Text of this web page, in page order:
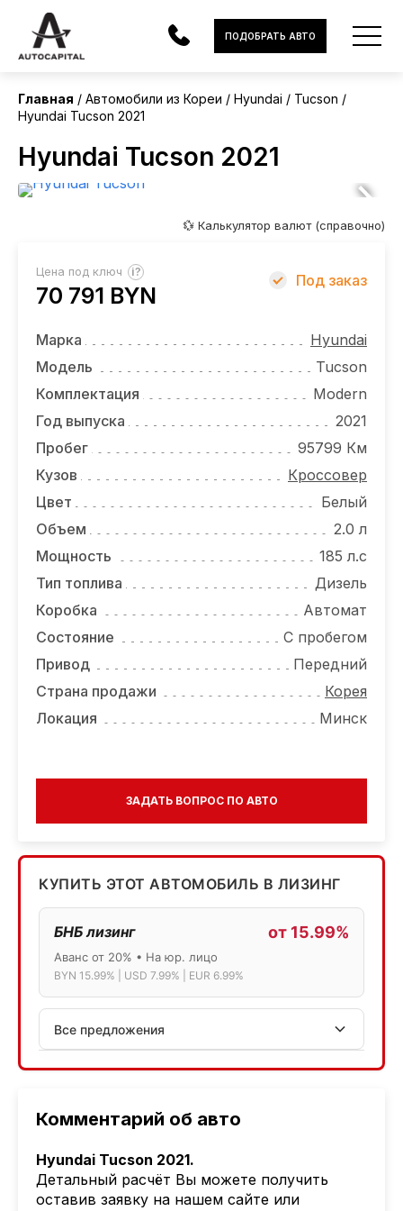
АВТОМОБИЛИ
ЭЛЕКТРОМОБИЛИ
УСЛУГИ
НОВОСТИ
ОТЗЫВЫ
ВАКАНСИИ
О КОМПАНИИ
КОНТАКТЫ
ПОДОБРАТЬ АВТО
Главная Автомобили из Кореи Hyundai
Tucson
Hyundai Tucson 2021
Hyundai Tucson 2021
Корея
Комментарий об авто
Hyundai Tucson 2021.
Детальный расчёт Вы можете получить
оставив заявку на нашем сайте или
💱 Калькулятор валют (справочно)
Цена под ключ ?
70 791 BYN
Под заказ
Марка
Hyundai
Модель
Tucson
Комплектация
Modern
Год выпуска
2021
Пробег
95799 Км
Кузов
Кроссовер
Цвет
Белый
Объем
2.0 л
Мощность
185 л.с
Тип топлива
Дизель
Коробка
Автомат
Состояние
С пробегом
Привод
Передний
Страна продажи
Корея
Локация
Минск
ЗАДАТЬ ВОПРОС ПО АВТО
КУПИТЬ ЭТОТ АВТОМОБИЛЬ В ЛИЗИНГ
БНБ лизинг от 15.99%
Аванс от 20% • На юр. лицо
BYN 15.99% | USD 7.99% | EUR 6.99%
Все предложения
АСБ лизинг
Лизинг: BYN 17% | USD 7.99% | EUR 6.99%
Также доступен кредит "Проще простого" 18.9%